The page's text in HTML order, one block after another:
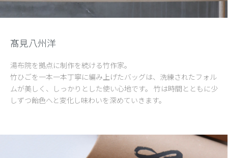
髙見八州洋
湯布院を拠点に制作を続ける竹作家。
竹ひごを一本一本丁寧に編み上げたバッグは、洗練されたフォル
ムが美しく、しっかりとした使い心地です。 竹は時間とともに少
しずつ飴色へと変化し味わいを深めていきます。